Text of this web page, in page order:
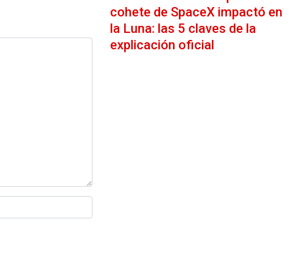
cohete de SpaceX impactó en
la Luna: las 5 claves de la
explicación oficial